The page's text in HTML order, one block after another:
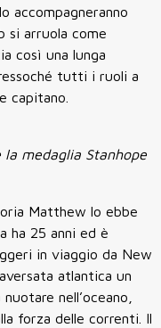
accompagneranno
si arruola come
così una lunga
tutti i ruoli a
capitano.
medaglia Stanhope
Matthew lo ebbe
ha 25 anni ed è
in viaggio da New
atlantica un
nell’oceano,
forza delle correnti. Il